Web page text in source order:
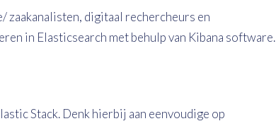
digitaal rechercheurs en
in Elasticsearch met behulp van Kibana software.
Stack. Denk hierbij aan eenvoudige op